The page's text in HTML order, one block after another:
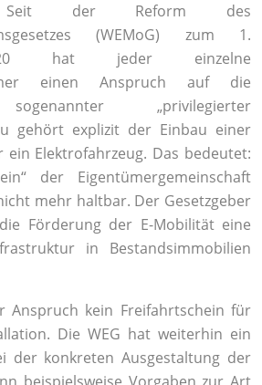
der Reform des
(WEMoG) zum 1.
hat jeder einzelne
einen Anspruch auf die
„privilegierter
gehört explizit der Einbau einer
Elektrofahrzeug. Das bedeutet:
der Eigentümergemeinschaft
mehr haltbar. Der Gesetzgeber
Förderung der E-Mobilität eine
in Bestandsimmobilien
Anspruch kein Freifahrtschein für
Die WEG hat weiterhin ein
der konkreten Ausgestaltung der